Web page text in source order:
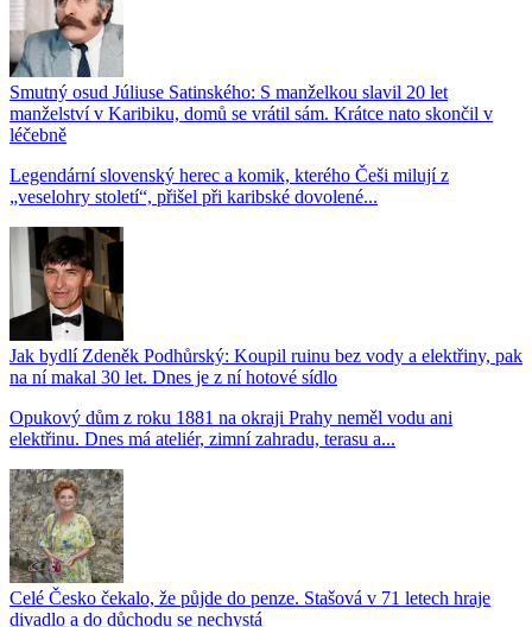
Smutný osud Júliuse Satinského: S manželkou slavil 20 let
manželství v Karibiku, domů se vrátil sám. Krátce nato skončil v
léčebně
Legendární slovenský herec a komik, kterého Češi milují z
„veselohry století“, přišel při karibské dovolené...
Jak bydlí Zdeněk Podhůrský: Koupil ruinu bez vody a elektřiny, pak
na ní makal 30 let. Dnes je z ní hotové sídlo
Opukový dům z roku 1881 na okraji Prahy neměl vodu ani
elektřinu. Dnes má ateliér, zimní zahradu, terasu a...
Celé Česko čekalo, že půjde do penze. Stašová v 71 letech hraje
divadlo a do důchodu se nechystá